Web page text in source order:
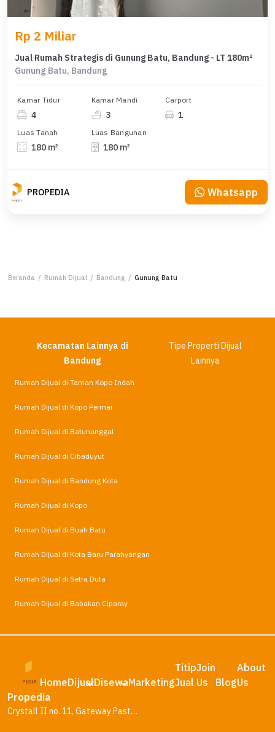
Rp 2 Miliar
Jual Rumah Strategis di Gunung Batu, Bandung - LT 180m²
Gunung Batu, Bandung
Kamar Tidur
4
Kamar Mandi
3
Carport
1
Luas Tanah
180 m²
Luas Bangunan
180 m²
PROPEDIA Whatsapp
Beranda / Rumah Dijual / Bandung / Gunung Batu
Kecamatan Lainnya di
Bandung
Tipe Properti Dijual
Lainnya
Rumah Dijual di Taman Kopo Indah
Rumah Dijual di Kopo Permai
Rumah Dijual di Batununggal
Rumah Dijual di Cibaduyut
Rumah Dijual di Bandung Kota
Rumah Dijual di Kopo
Rumah Dijual di Buah Batu
Rumah Dijual di Kota Baru Parahyangan
Rumah Dijual di Setra Duta
Rumah Dijual di Babakan Ciparay
HomeDijualDisewaMarketing
Titip
Jual
Join
Us
Blog
About
Us
Propedia
Crystall II no. 11, Gateway Pasteur Residence, Bandung – Jawa Barat